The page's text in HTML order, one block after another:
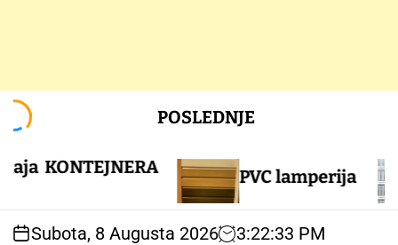
c
POSLEDNJE
KONTEJNERA PVC lamperija
Subota, 8 Augusta 2026 3:22:34 PM